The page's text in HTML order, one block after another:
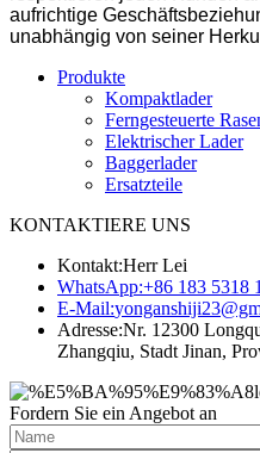
aufrichtige
unabhängig von seiner
Produkte
Kompaktlader
Ferngesteuerte
Elektrischer Lader
Baggerlader
Ersatzteile
KONTAKTIERE UNS
Kontakt:Herr Lei
WhatsApp:+86 183 5318
E-Mail:
Adresse:Nr. 12300
Zhangqiu, Stadt Jinan,
Fordern Sie ein Angebot an